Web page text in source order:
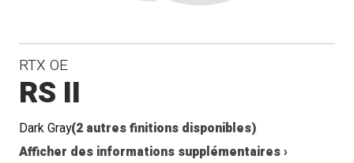
RTX OE
RS II
Dark Gray(2 autres finitions disponibles)
Afficher des informations supplémentaires ›